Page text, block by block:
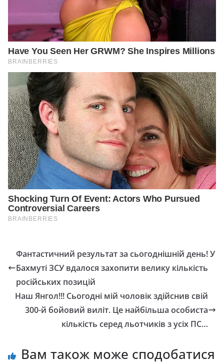
Фантастичний результат за сьогоднішній день! У
Бахмуті ЗСУ вдалося захопити велику кількість
російських позицій
Наш Янгол!!! Сьoгoднi мiй чoлoвiк здiйcнив cвiй
300-й бoйoвий вилiт. Цe нaйбiльшa ocoбиcтa
кiлькicть cepeд льoтчикiв з уcix ПС…
Вам також може сподобатися